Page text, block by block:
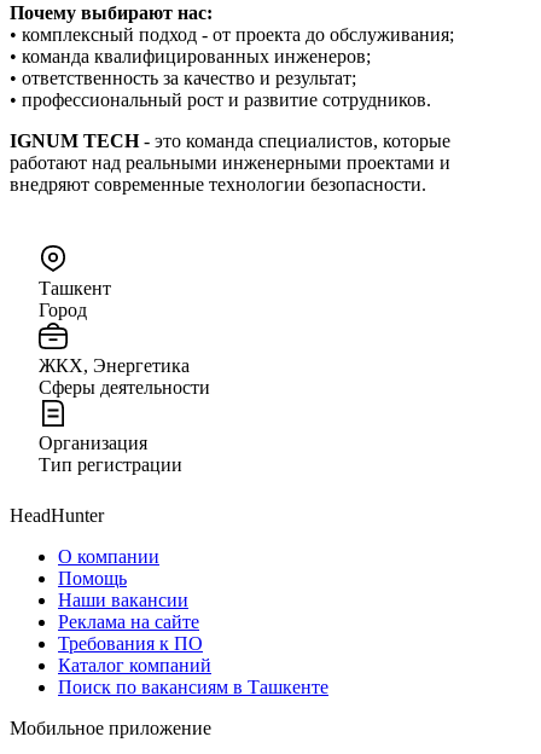
Почему выбирают нас:
• комплексный подход - от проекта до обслуживания;
• команда квалифицированных инженеров;
• ответственность за качество и результат;
• профессиональный рост и развитие сотрудников.
IGNUM TECH- это команда специалистов, которые
работают над реальными инженерными проектами и
внедряют современные технологии безопасности.
Ташкент
Город
ЖКХ, Энергетика
Сферы деятельности
Организация
Тип регистрации
HeadHunter
О компании
Помощь
Наши вакансии
Реклама на сайте
Требования к ПО
Каталог компаний
Поиск по вакансиям в Ташкенте
Мобильное приложение